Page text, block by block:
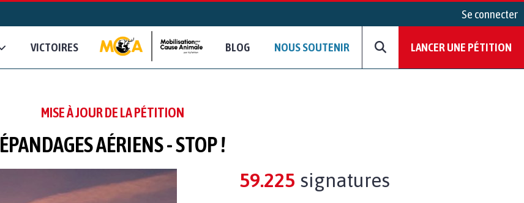
Se connecter
VICTOIRES BLOG NOUS SOUTENIR LANCER UNE PÉTITION
MISE À JOUR DE LA PÉTITION
ÉPANDAGES AÉRIENS - STOP !
59.225 signatures